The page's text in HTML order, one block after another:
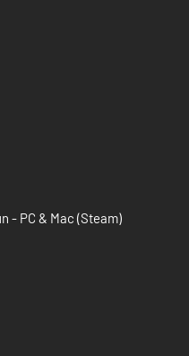
- PC & Mac (Steam)